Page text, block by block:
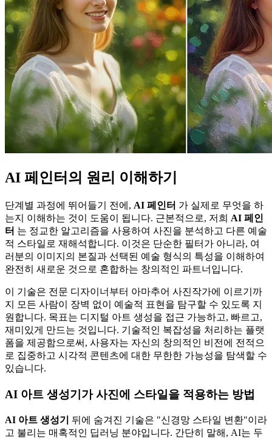
AI 페인터의 원리 이해하기
단계별 과정에 뛰어들기 전에, AI 페인터 가 실제로 무엇을 하
는지 이해하는 것이 도움이 됩니다. 근본적으로, 저희 AI 페인
터 는 정교한 알고리즘을 사용하여 사진을 분석하고 다른 예술
적 스타일로 재해석합니다. 이것은 단순한 필터가 아니라, 여
러분의 이미지의 본질과 선택된 예술 형식의 특성을 이해하여
완전히 새로운 것으로 혼합하는 창의적인 파트너입니다.
이 기술은 전문 디자이너부터 아마추어 사진작가에 이르기까
지 모든 사람이 장벽 없이 예술적 표현을 탐구할 수 있도록 지
원합니다. 목표는 디지털 아트 생성을 접근 가능하고, 빠르고,
재미있게 만드는 것입니다. 기술적인 복잡성을 처리하는 플랫
폼을 제공함으로써, 사용자는 자신의 창의적인 비전에 전적으
로 집중하고 시각적 콘텐츠에 대한 무한한 가능성을 탐색할 수
있습니다.
AI 아트 생성기가 사진에 스타일을 적용하는 방법
AI 아트 생성기
뒤에 숨겨진 기술은 "신경망 스타일 변환"이라
고 불리는 매혹적인 딥러닝 분야입니다. 간단히 말해, AI는 두